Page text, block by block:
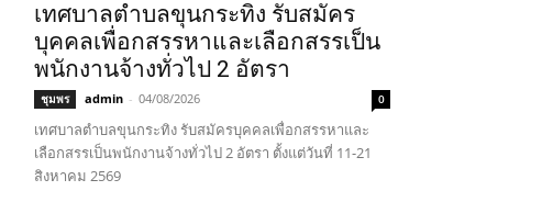
เทศบาลตำบลขุนกระทิง รับสมัคร
บุคคลเพื่อกสรรหาและเลือกสรรเป็น
พนักงานจ้างทั่วไป 2 อัตรา
ชุมพร admin - 04/08/2026 0
เทศบาลตำบลขุนกระทิง รับสมัครบุคคลเพื่อกสรรหาและ
เลือกสรรเป็นพนักงานจ้างทั่วไป 2 อัตรา ตั้งแต่วันที่ 11-21
สิงหาคม 2569